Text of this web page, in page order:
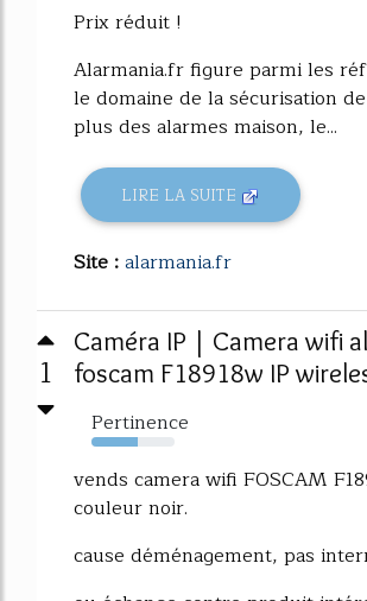
Prix réduit !
Alarmania.fr figure parmi les
le domaine de la sécurisation
plus des alarmes maison, le...
LIRE LA SUITE
Site :alarmania.fr
1
Caméra IP | Camera wifi
foscam F18918w IP
Pertinence
55%
vends camera wifi FOSCAM
couleur noir.
cause déménagement, pas